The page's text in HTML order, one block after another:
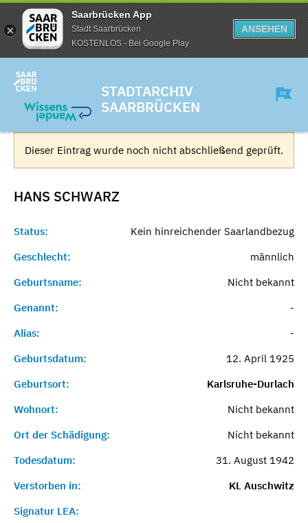
Saarbrücken App
Stadt Saarbrücken
KOSTENLOS - Bei Google Play
ANSEHEN
STADTARCHIV
SAARBRÜCKEN
Dieser Eintrag wurde noch nicht abschließend geprüft.
HANS SCHWARZ
Status:
Kein hinreichender Saarlandbezug
Geschlecht:
männlich
Geburtsname:
Nicht bekannt
Genannt:
-
Alias:
-
Geburtsdatum:
12. April 1925
Geburtsort:
Karlsruhe-Durlach
Wohnort:
Nicht bekannt
Ort der Schädigung:
Nicht bekannt
Todesdatum:
31. August 1942
Verstorben in:
KL Auschwitz
Signatur LEA: